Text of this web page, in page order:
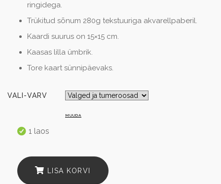
ringidega.
Trükitud sõnum 280g tekstuuriga akvarellpaberil.
Kaardi suurus on 15×15 cm.
Kaasas lilla ümbrik.
Tore kaart sünnipäevaks.
VALI-VARV
MUUDA
1 laos
LISA KORVI